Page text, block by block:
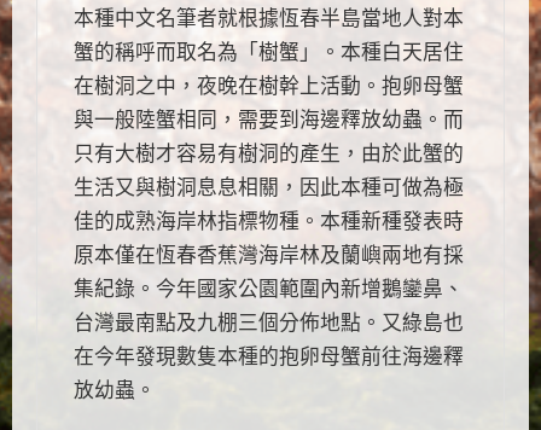
本種中文名筆者就根據恆春半島當地人對本
蟹的稱呼而取名為「樹蟹」。本種白天居住
在樹洞之中，夜晚在樹幹上活動。抱卵母蟹
與一般陸蟹相同，需要到海邊釋放幼蟲。而
只有大樹才容易有樹洞的產生，由於此蟹的
生活又與樹洞息息相關，因此本種可做為極
佳的成熟海岸林指標物種。本種新種發表時
原本僅在恆春香蕉灣海岸林及蘭嶼兩地有採
集紀錄。今年國家公園範圍內新增鵝鑾鼻、
台灣最南點及九棚三個分佈地點。又綠島也
在今年發現數隻本種的抱卵母蟹前往海邊釋
放幼蟲。